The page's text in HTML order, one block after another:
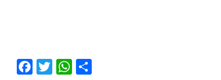
Facebook
TwitterWhatsApp